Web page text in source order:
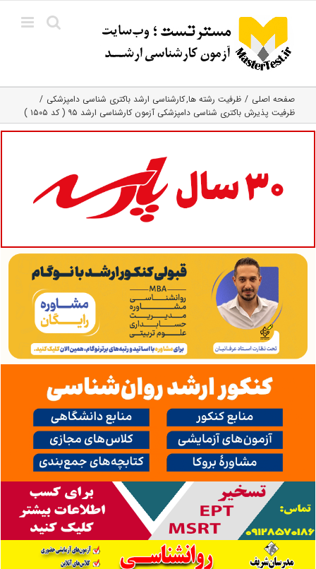
content
صفحه اصلی ظرفیت رشته ها کارشناسی ارشد باکتری‌ شناسی دامپزشکی
ظرفیت پذیرش باکتری شناسی دامپزشکی آزمون کارشناسی ارشد ۹۵ ( کد ۱۵۰۵ )